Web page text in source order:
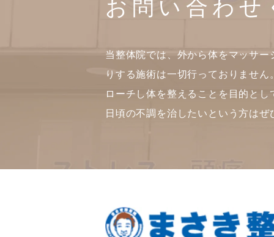
お問い合わ
当整体院では、外から体をマッサ
りする施術は一切行っておりませ
ローチし体を整えることを目的とし
日頃の不調を治したいという方は